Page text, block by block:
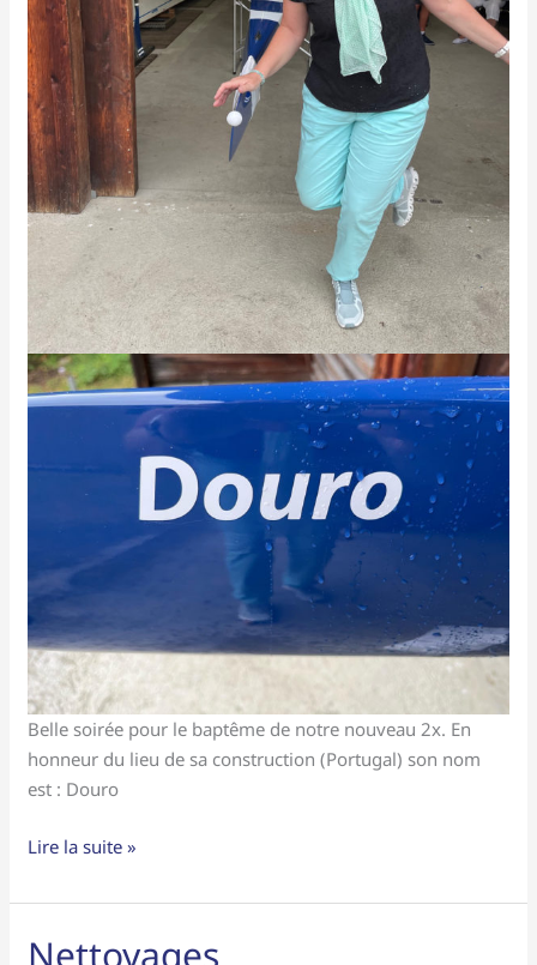
Belle soirée pour le baptême de notre nouveau 2x. En
honneur du lieu de sa construction (Portugal) son nom
est : Douro
Lire la suite »
Nettoyages
Nettoyages